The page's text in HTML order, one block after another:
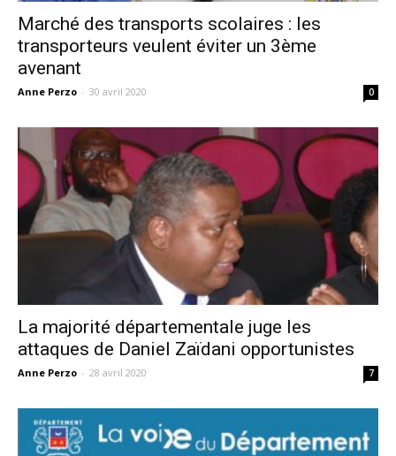
Marché des transports scolaires : les
transporteurs veulent éviter un 3ème
avenant
Anne Perzo - 30 avril 2020 0
La majorité départementale juge les
attaques de Daniel Zaïdani opportunistes
Anne Perzo - 28 avril 2020 7